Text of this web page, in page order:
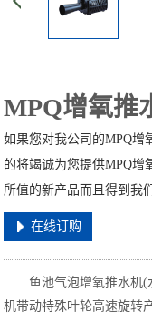
MPQ增氧推
如果您对我公司的MPQ增
的将竭诚为您提供MPQ增
所值的新产品而且得到我
在线订购
鱼池气泡增氧推水机(
机带动特殊叶轮高速旋转